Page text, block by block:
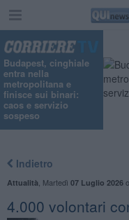
Budapest, cinghiale
entra nella
metropolitana e
finisce sui binari:
caos e servizio
sospeso
Indietro
Attualità Martedì 07 Luglio 2026
4.000 volontari